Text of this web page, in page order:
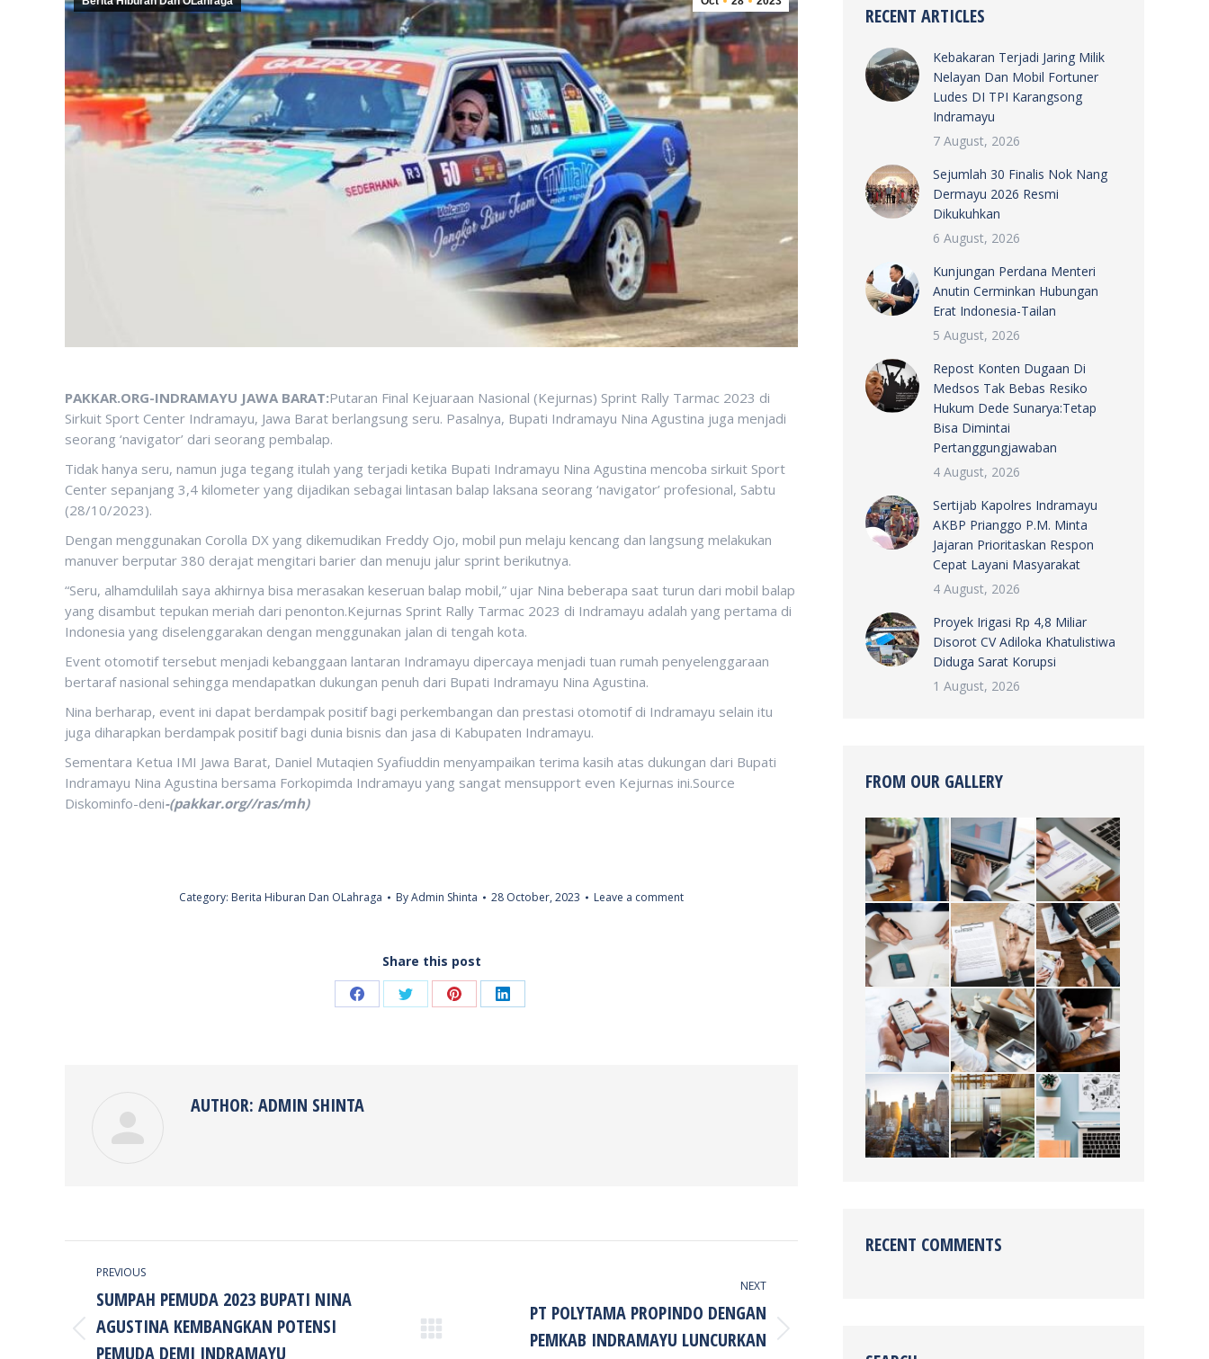
PAKKAR.ORG-INDRAMAYU JAWA BARAT:Putaran Final Kejuaraan Nasional (Kejurnas) Sprint Rally Tarmac 2023 di
Sirkuit Sport Center Indramayu, Jawa Barat berlangsung seru. Pasalnya, Bupati Indramayu Nina Agustina juga menjadi
seorang ‘navigator’ dari seorang pembalap.
Tidak hanya seru, namun juga tegang itulah yang terjadi ketika Bupati Indramayu Nina Agustina mencoba sirkuit Sport
Center sepanjang 3,4 kilometer yang dijadikan sebagai lintasan balap laksana seorang ‘navigator’ profesional, Sabtu
(28/10/2023).
Dengan menggunakan Corolla DX yang dikemudikan Freddy Ojo, mobil pun melaju kencang dan langsung melakukan
manuver berputar 380 derajat mengitari barier dan menuju jalur sprint berikutnya.
“Seru, alhamdulilah saya akhirnya bisa merasakan keseruan balap mobil,” ujar Nina beberapa saat turun dari mobil balap
yang disambut tepukan meriah dari penonton.Kejurnas Sprint Rally Tarmac 2023 di Indramayu adalah yang pertama di
Indonesia yang diselenggarakan dengan menggunakan jalan di tengah kota.
Event otomotif tersebut menjadi kebanggaan lantaran Indramayu dipercaya menjadi tuan rumah penyelenggaraan
bertaraf nasional sehingga mendapatkan dukungan penuh dari Bupati Indramayu Nina Agustina.
Nina berharap, event ini dapat berdampak positif bagi perkembangan dan prestasi otomotif di Indramayu selain itu
juga diharapkan berdampak positif bagi dunia bisnis dan jasa di Kabupaten Indramayu.
Sementara Ketua IMI Jawa Barat, Daniel Mutaqien Syafiuddin menyampaikan terima kasih atas dukungan dari Bupati
Indramayu Nina Agustina bersama Forkopimda Indramayu yang sangat mensupport even Kejurnas ini.Source
Diskominfo-deni-(pakkar.org//ras/mh)
Category: Berita Hiburan Dan OLahraga ByAdmin Shinta 28 October, 2023 Leave a comment
Share this post
Share Share Share Share
AUTHOR: ADMIN SHINTA
NAVIGATION
PREVIOUS
Previous
SUMPAH PEMUDA 2023 BUPATI NINA
AGUSTINA KEMBANGKAN POTENSI
PEMUDA DEMI INDRAMAYU
NEXT
PT POLYTAMA PROPINDO DENGAN
PEMKAB INDRAMAYU LUNCURKAN
RECENT ARTICLES
Kebakaran Terjadi Jaring Milik
Nelayan Dan Mobil Fortuner
Ludes DI TPI Karangsong
Indramayu
7 August, 2026
Sejumlah 30 Finalis Nok Nang
Dermayu 2026 Resmi
Dikukuhkan
6 August, 2026
Kunjungan Perdana Menteri
Anutin Cerminkan Hubungan
Erat Indonesia-Tailan
5 August, 2026
Repost Konten Dugaan Di
Medsos Tak Bebas Resiko
Hukum Dede Sunarya:Tetap
Bisa Dimintai
Pertanggungjawaban
4 August, 2026
Sertijab Kapolres Indramayu
AKBP Prianggo P.M. Minta
Jajaran Prioritaskan Respon
Cepat Layani Masyarakat
4 August, 2026
Proyek Irigasi Rp 4,8 Miliar
Disorot CV Adiloka Khatulistiwa
Diduga Sarat Korupsi
1 August, 2026
FROM OUR GALLERY
RECENT COMMENTS